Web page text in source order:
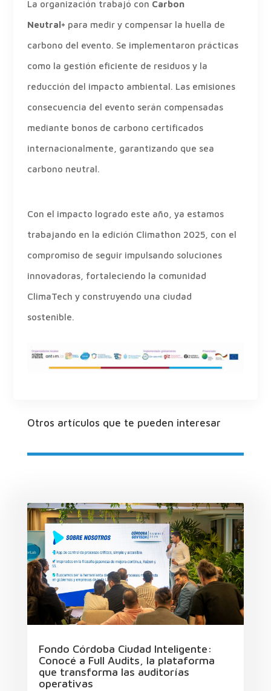
La organización trabajó con Carbon
Neutral+ para medir y compensar la huella de
carbono del evento. Se implementaron prácticas
como la gestión eficiente de residuos y la
reducción del impacto ambiental. Las emisiones
consecuencia del evento serán compensadas
mediante bonos de carbono certificados
internacionalmente, garantizando que sea
carbono neutral.
Con el impacto logrado este año, ya estamos
trabajando en la edición Climathon 2025, con el
compromiso de seguir impulsando soluciones
innovadoras, fortaleciendo la comunidad
ClimaTech y construyendo una ciudad
sostenible.
Otros artículos que te pueden interesar
Fondo Córdoba Ciudad Inteligente:
Conocé a Full Audits, la plataforma
que transforma las auditorías
operativas